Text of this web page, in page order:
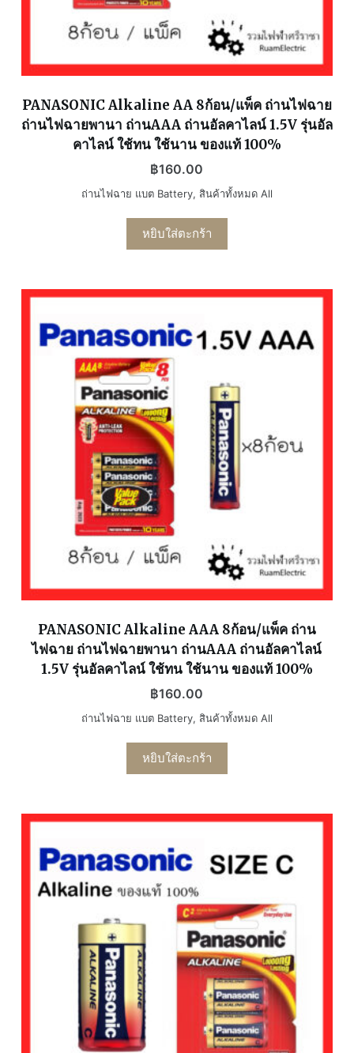
PANASONIC Alkaline AA 8ก้อน/แพ็ค ถ่านไฟฉาย
ถ่านไฟฉายพานา ถ่านAAA ถ่านอัลคาไลน์ 1.5V รุ่นอัล
คาไลน์ ใช้ทน ใช้นาน ของแท้ 100%
฿160.00
ถ่านไฟฉาย แบต Battery, สินค้าทั้งหมด All
หยิบใส่ตะกร้า
PANASONIC Alkaline AAA 8ก้อน/แพ็ค ถ่าน
ไฟฉาย ถ่านไฟฉายพานา ถ่านAAA ถ่านอัลคาไลน์
1.5V รุ่นอัลคาไลน์ ใช้ทน ใช้นาน ของแท้ 100%
฿160.00
ถ่านไฟฉาย แบต Battery, สินค้าทั้งหมด All
หยิบใส่ตะกร้า